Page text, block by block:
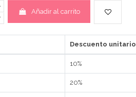
Añadir al carrito
Descuento unitario
10%
20%